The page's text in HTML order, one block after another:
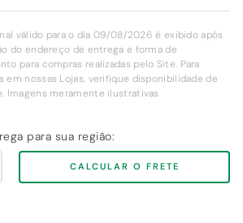
válido para o dia 09/08/2026 é exibido após
do endereço de entrega e forma de
para compras realizadas pelo Site. Para
em nossas Lojas, verifique disponibilidade de
Imagens meramente ilustrativas
CALCULAR O FRETE